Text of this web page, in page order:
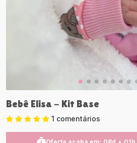
Bebê Elisa - Kit Base
1 comentários